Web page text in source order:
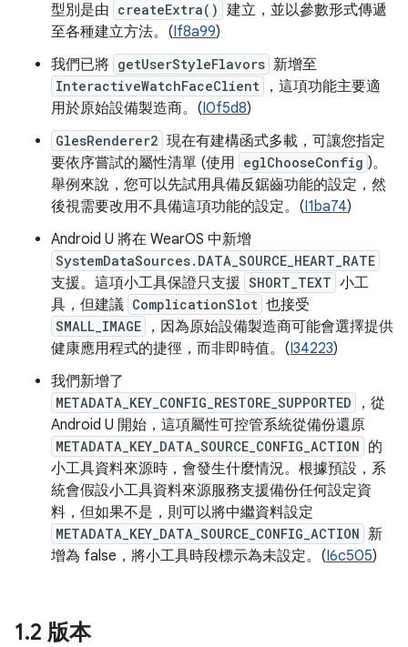
型別是由 createExtra() 建立，並以參數形式傳遞
至各種建立方法。(If8a99)
我們已將 getUserStyleFlavors 新增至
InteractiveWatchFaceClient
，這項功能主要適
用於原始設備製造商。(I0f5d8)
GlesRenderer2 現在有建構函式多載，可讓您指定
要依序嘗試的屬性清單 (使用 eglChooseConfig )。
舉例來說，您可以先試用具備反鋸齒功能的設定，然
後視需要改用不具備這項功能的設定。(I1ba74)
Android U 將在 WearOS 中新增
SystemDataSources.DATA_SOURCE_HEART_RATE
支援。這項小工具保證只支援 SHORT_TEXT 小工
具，但建議 ComplicationSlot 也接受
SMALL_IMAGE
，因為原始設備製造商可能會選擇提供
健康應用程式的捷徑，而非即時值。(I34223)
我們新增了
METADATA_KEY_CONFIG_RESTORE_SUPPORTED
，從
Android U 開始，這項屬性可控管系統從備份還原
METADATA_KEY_DATA_SOURCE_CONFIG_ACTION 的
小工具資料來源時，會發生什麼情況。根據預設，系
統會假設小工具資料來源服務支援備份任何設定資
料，但如果不是，則可以將中繼資料設定
METADATA_KEY_DATA_SOURCE_CONFIG_ACTION 新
增為 false，將小工具時段標示為未設定。(I6c505)
1.2 版本